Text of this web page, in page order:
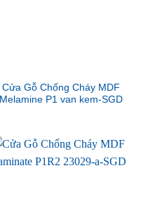
Cửa Gỗ Chống Cháy MDF
Melamine P1 van kem-SGD